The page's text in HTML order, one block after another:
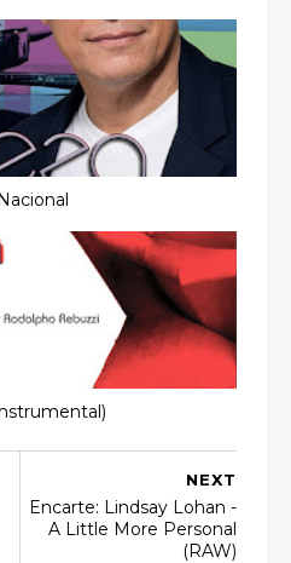
NEXT
Encarte: Lindsay Lohan -
A Little More Personal
(RAW)